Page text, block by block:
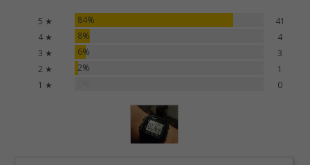
5 ★ 84%
41
4 ★
8%
4
3 ★
6%
3
2 ★
2%
1
1 ★
0